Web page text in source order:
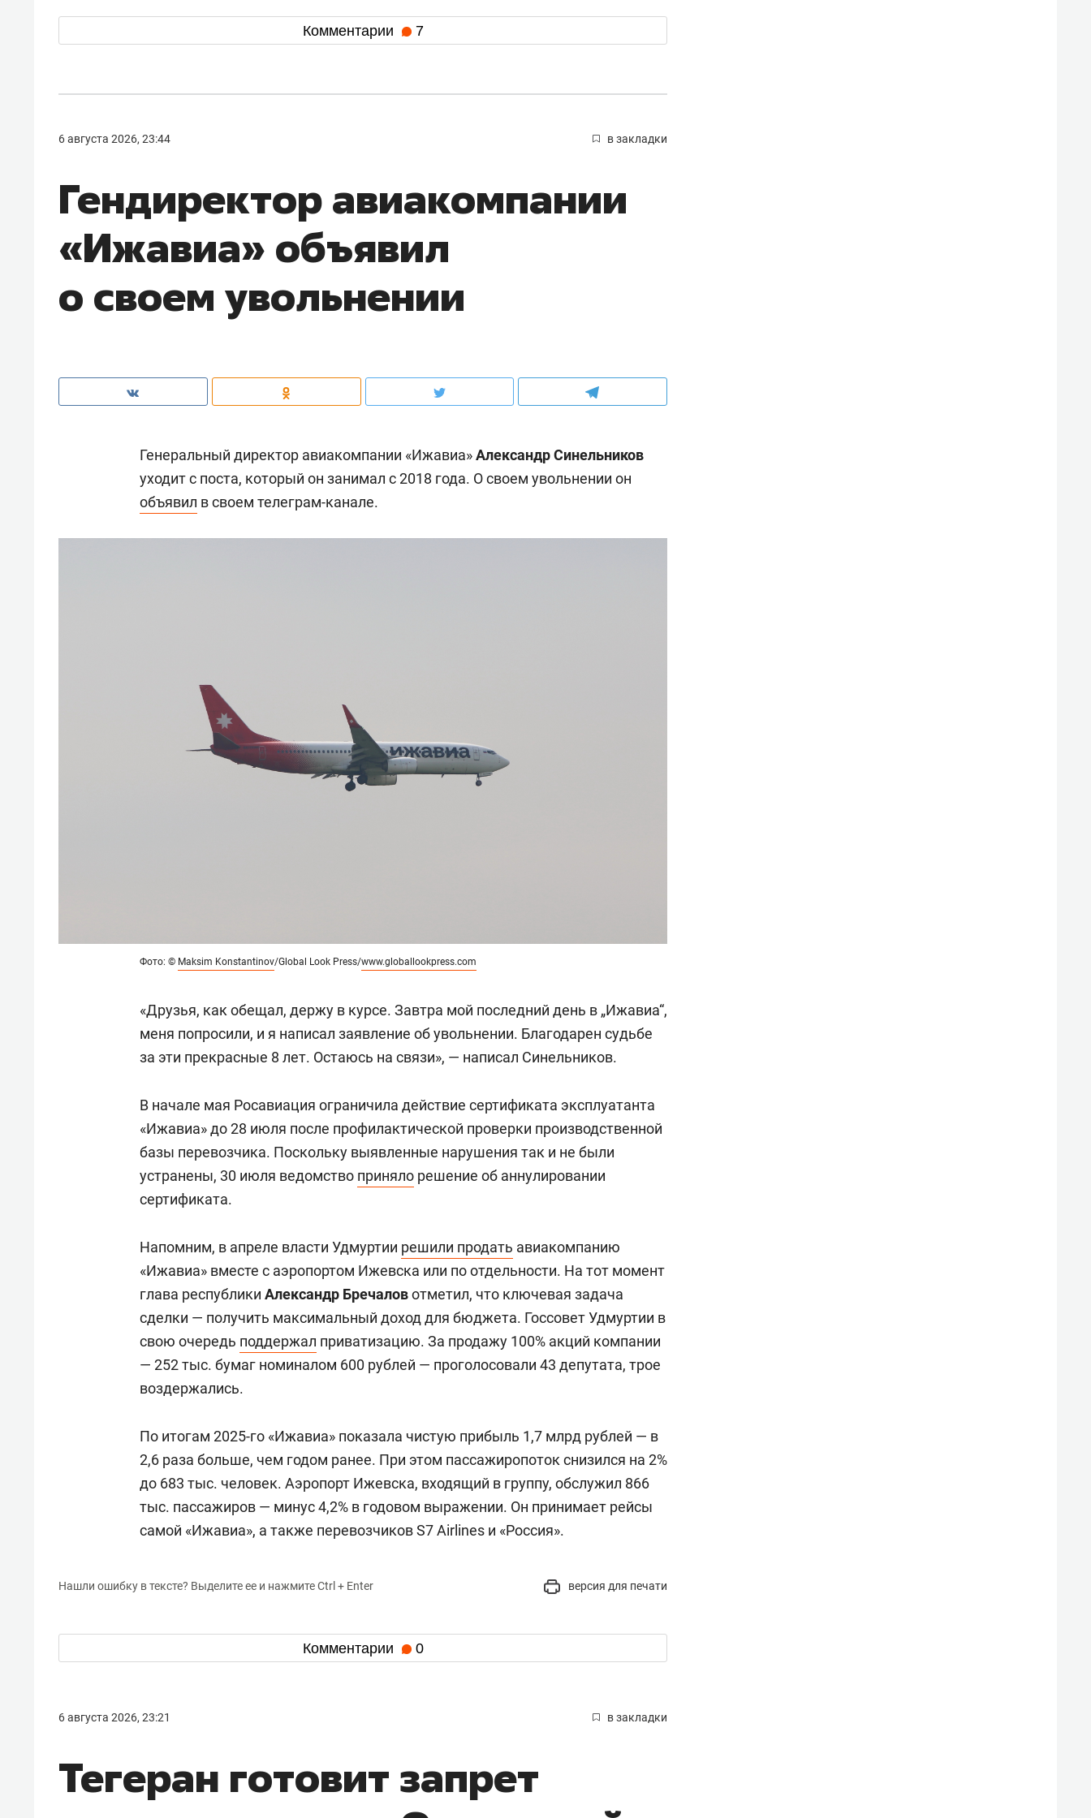
Комментарии 7
6 августа 2026, 23:44 в закладки
Гендиректор авиакомпании
«Ижавиа» объявил
о своем увольнении
Генеральный директор авиакомпании «Ижавиа»Александр Синельников
уходит с поста, который он занимал с 2018 года. О своем увольнении он
объявил в своем телеграм-канале.
Фото: © Maksim Konstantinov/Global Look Press/www.globallookpress.com
«Друзья, как обещал, держу в курсе. Завтра мой последний день в „Ижавиа“,
меня попросили, и я написал заявление об увольнении. Благодарен судьбе
за эти прекрасные 8 лет. Остаюсь на связи», — написал Синельников.
В начале мая Росавиация ограничила действие сертификата эксплуатанта
«Ижавиа» до 28 июля после профилактической проверки производственной
базы перевозчика. Поскольку выявленные нарушения так и не были
устранены, 30 июля ведомство приняло решение об аннулировании
сертификата.
Напомним, в апреле власти Удмуртии решили продать авиакомпанию
«Ижавиа» вместе с аэропортом Ижевска или по отдельности. На тот момент
глава республики Александр Бречаловотметил, что ключевая задача
сделки — получить максимальный доход для бюджета. Госсовет Удмуртии в
свою очередь поддержал приватизацию. За продажу 100% акций компании
— 252 тыс. бумаг номиналом 600 рублей — проголосовали 43 депутата, трое
воздержались.
По итогам 2025-го «Ижавиа» показала чистую прибыль 1,7 млрд рублей — в
2,6 раза больше, чем годом ранее. При этом пассажиропоток снизился на 2%
до 683 тыс. человек. Аэропорт Ижевска, входящий в группу, обслужил 866
тыс. пассажиров — минус 4,2% в годовом выражении. Он принимает рейсы
самой «Ижавиа», а также перевозчиков S7 Airlines и «Россия».
Нашли ошибку в тексте? Выделите ее и нажмите Ctrl + Enter версия для печати
Комментарии 0
6 августа 2026, 23:21 в закладки
Тегеран готовит запрет